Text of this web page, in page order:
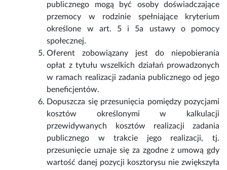
publicznego mogą być osoby doświadczające
przemocy w rodzinie spełniające kryterium
określone w art. 5 i 5a ustawy o pomocy
społecznej.
Oferent zobowiązany jest do niepobierania
opłat z tytułu wszelkich działań prowadzonych
w ramach realizacji zadania publicznego od jego
beneficjentów.
Dopuszcza się przesunięcia pomiędzy pozycjami
kosztów określonymi w kalkulacji
przewidywanych kosztów realizacji zadania
publicznego w trakcie jego realizacji, tj.
przesunięcie uznaje się za zgodne z umową gdy
wartość danej pozycji kosztorysu nie zwiększyła